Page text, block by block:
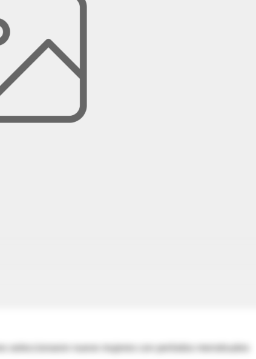
seleccionaron nueve mujeres con períodos menstruales